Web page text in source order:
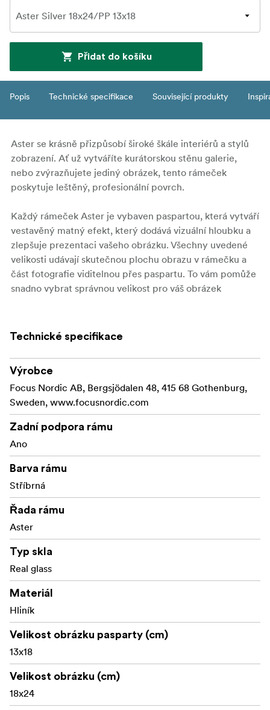
Přidat do košíku
Popis Technické specifikace Související produkty
Aster se krásně přizpůsobí široké škále interiérů a stylů
zobrazení. Ať už vytváříte kurátorskou stěnu galerie,
nebo zvýrazňujete jediný obrázek, tento rámeček
poskytuje leštěný, profesionální povrch.
Každý rámeček Aster je vybaven paspartou, která vytváří
vestavěný matný efekt, který dodává vizuální hloubku a
zlepšuje prezentaci vašeho obrázku. Všechny uvedené
velikosti udávají skutečnou plochu obrazu v rámečku a
část fotografie viditelnou přes paspartu. To vám pomůže
snadno vybrat správnou velikost pro váš obrázek
nabízí jasné zobrazení a spolehlivou ochranu, zatímco
rámečky do velikosti 24 × 30 cm obsahují robustní zadní
podpěru pro zobrazení na stole na výšku i na šířku.
Klíčové vlastnosti:
Vyrobeno z vysoce kvalitního hliníku s tenkými
Podložka je součástí balení
Rozměry profilu: Aster kombinuje minimalistické
tvary s promyšlenými detaily - ideální pro moderní
domovy, stylové galerie a kreativní interiéry.
Technické specifikace
Výrobce
Focus Nordic AB, Bergsjödalen 48, 415 68 Gothenburg,
Sweden, www.focusnordic.com
Zadní podpora rámu
Ano
Barva rámu
Stříbrná
Řada rámu
Aster
Typ skla
Real glass
Materiál
Hliník
Velikost obrázku pasparty (cm)
13x18
Velikost obrázku (cm)
18x24